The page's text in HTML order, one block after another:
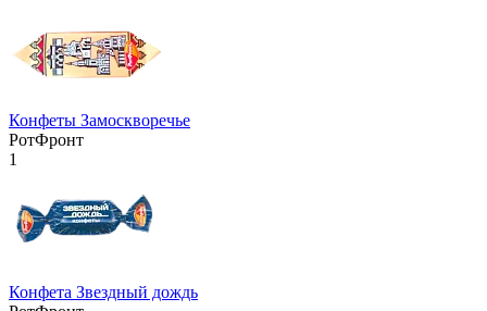
Конфеты Замоскворечье
РотФронт
1
Конфета Звездный дождь